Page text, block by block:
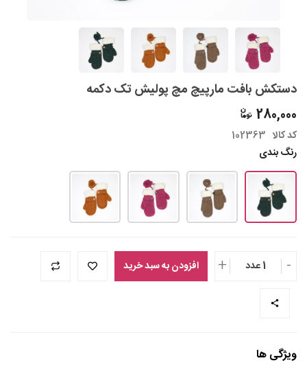
دستکش بافت مارپیچ مچ پولیش تک دکمه
280,000
کد کالا 102363
رنگ بندی
- 1 عدد + افزودن به سبد خرید
ویژگی ها